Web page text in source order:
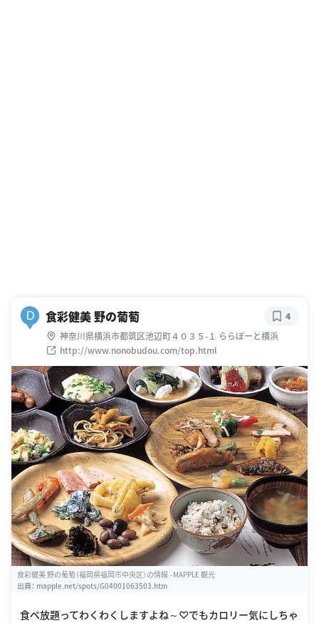
D 食彩健美 野の葡萄
神奈川県横浜市都筑区池辺町４０３５-１ ららぽーと横浜
http://www.nonobudou.com/top.html
4
食彩健美 野の葡萄（福岡県福岡市中央区）の情報 - MAPPLE 観光
出典： mapple.net/spots/G04001063503.htm
食べ放題ってわくわくしますよね～♡でもカロリー気にしちゃ